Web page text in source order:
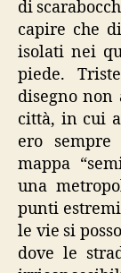
di
capire che
isolati nei
piede.
disegno
città, in cui
ero
mappa
una
punti
le vie si
dove le